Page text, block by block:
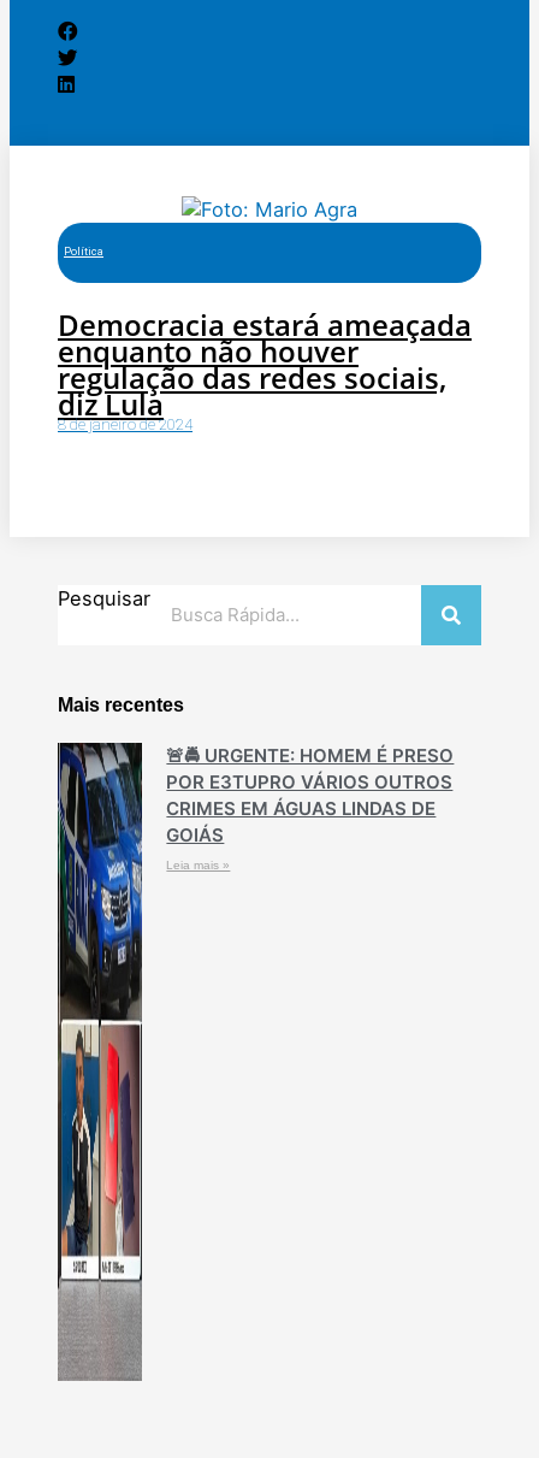
Política
Democracia estará ameaçada
enquanto não houver
regulação das redes sociais,
diz Lula
8 de janeiro de 2024
Pesquisar
Mais recentes
🚨🚔 URGENTE: HOMEM É PRESO
POR E3TUPRO VÁRIOS OUTROS
CRIMES EM ÁGUAS LINDAS DE
GOIÁS
Leia mais »